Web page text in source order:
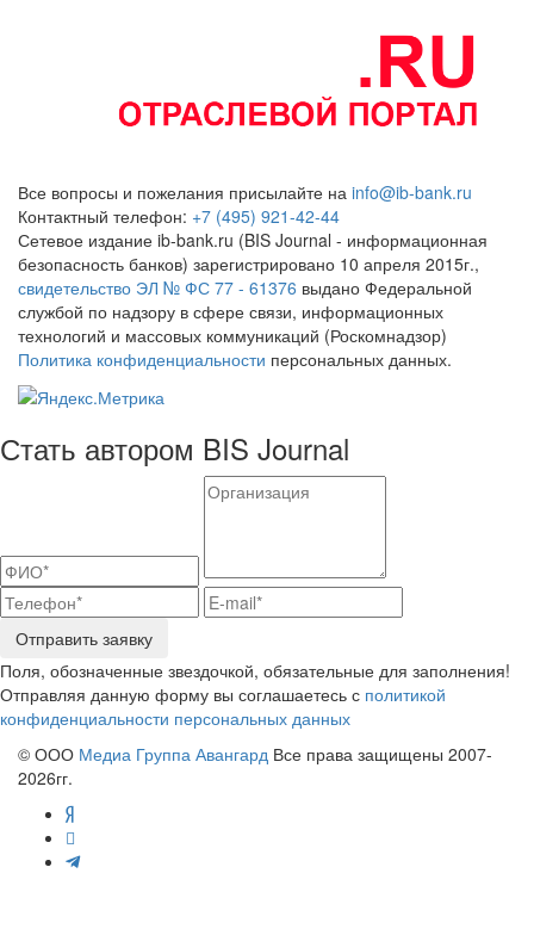
Все вопросы и пожелания присылайте на info@ib-bank.ru
Контактный телефон: +7 (495) 921-42-44
Сетевое издание ib-bank.ru (BIS Journal - информационная
безопасность банков) зарегистрировано 10 апреля 2015г.,
свидетельство ЭЛ № ФС 77 - 61376 выдано Федеральной
службой по надзору в сфере связи, информационных
технологий и массовых коммуникаций (Роскомнадзор)
Политика конфиденциальности персональных данных.
Стать автором BIS Journal
Отправить заявку
Поля, обозначенные звездочкой, обязательные для заполнения!
Отправляя данную форму вы соглашаетесь с политикой
конфиденциальности персональных данных
© ООО Медиа Группа Авангард Все права защищены 2007-
2026гг.